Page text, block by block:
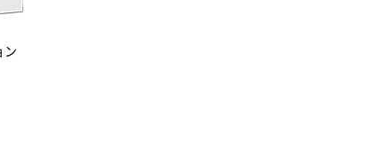
ン